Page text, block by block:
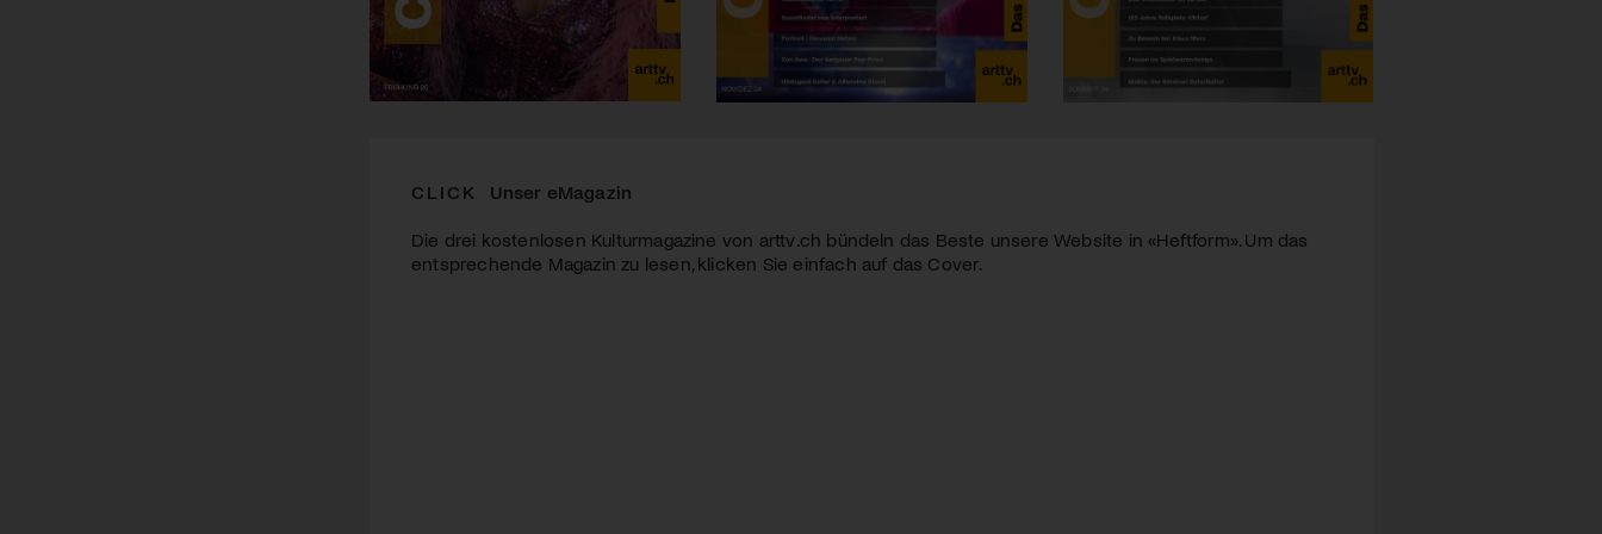
CLICK Unser eMagazin
Die drei kostenlosen Kulturmagazine von arttv.ch bündeln das Beste unsere Website in «Heftform». Um das
entsprechende Magazin zu lesen, klicken Sie einfach auf das Cover.